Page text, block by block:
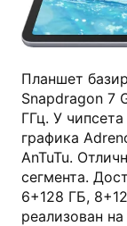
Планшет
Snapdragon 7
ГГц. У
графика
AnTuTu.
сегмента.
6+128 ГБ,
реализован